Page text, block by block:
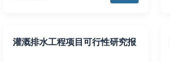
灌溉排水工程项目可行性研究报